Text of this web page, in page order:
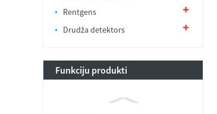
Rentgens
Drudža detektors
Funkciju produkti